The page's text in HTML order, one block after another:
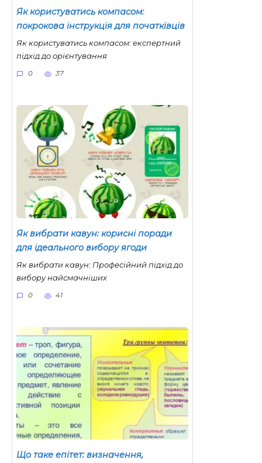
Як користуватись компасом:
покрокова інструкція для початківців
Як користуватись компасом: експертний
підхід до орієнтування
0 37
Як вибрати кавун: корисні поради
для ідеального вибору ягоди
Як вибрати кавун: Професійний підхід до
вибору найсмачніших
0 41
Що таке епітет: визначення,